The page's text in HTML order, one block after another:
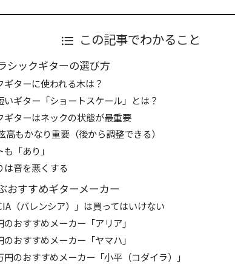
この記事でわかること
シックギターの選び方
ギターに使われる木は？
いギター「ショートスケール」とは？
ギターはネックの状態が最重要
高もかなり重要（後から調整できる）
「あり」
は音を悪くする
おすすめギターメーカー
（バレンシア）」は買ってはいけない
のおすすめメーカー「アリア」
のおすすめメーカー「ヤマハ」
円のおすすめメーカー「小平（コダイラ）」